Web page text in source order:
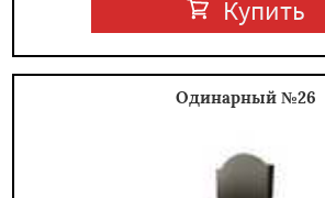
Купить
Одинарный №26